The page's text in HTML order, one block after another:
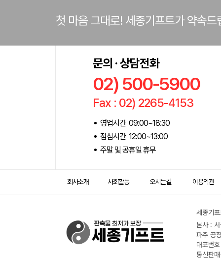
첫 마음 그대로! 세종기프트가 약속드
문의 · 상담전화
02) 500-5900
Fax : 02) 2265-4153
영업시간 09:00~18:30
점심시간 12:00~13:00
주말 및 공휴일 휴무
회사소개 사회활동 오시는길 이용약관
세종기
본사 :
파주 공
대표번
통신판